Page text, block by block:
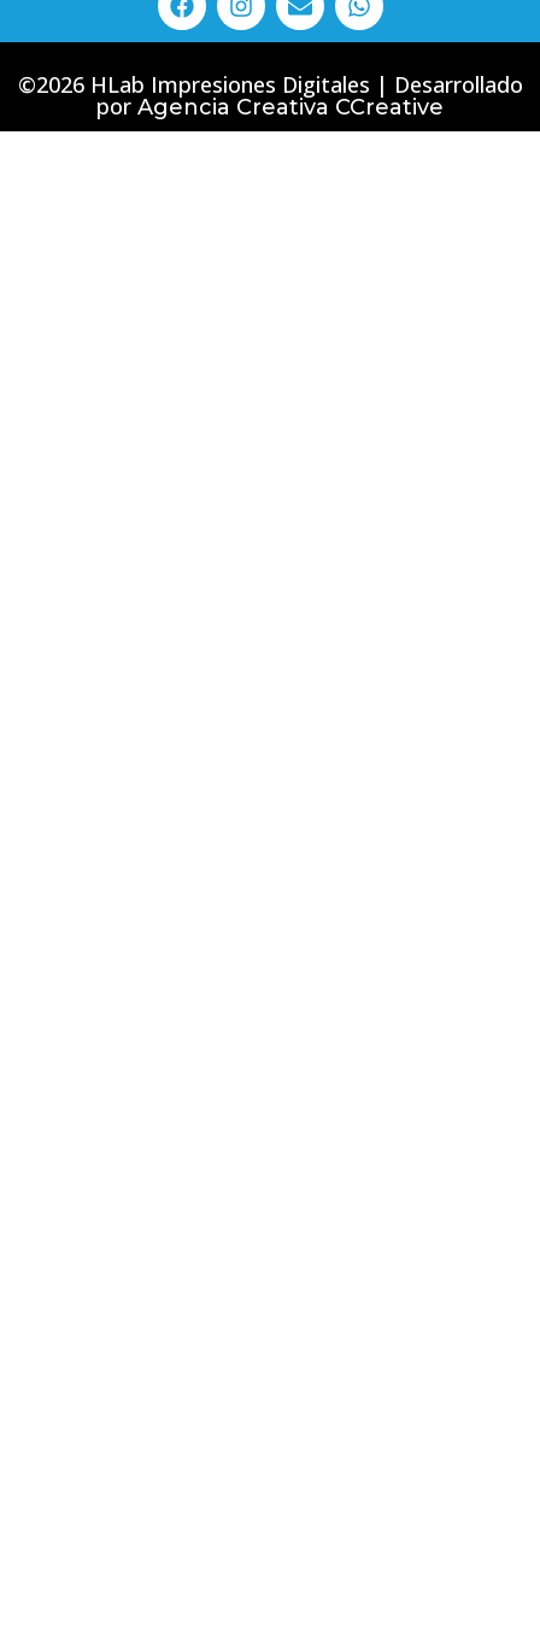
©2026 HLab Impresiones Digitales | Desarrollado
por Agencia Creativa CCreative